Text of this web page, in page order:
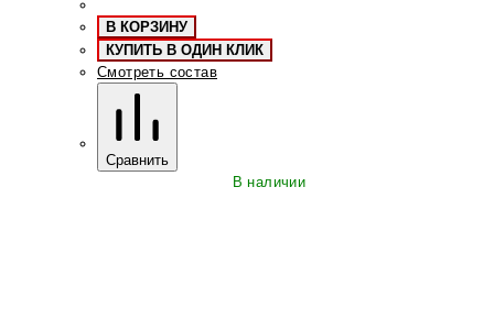
В КОРЗИНУ
КУПИТЬ В ОДИН КЛИК
Смотреть состав
Сравнить
В наличии